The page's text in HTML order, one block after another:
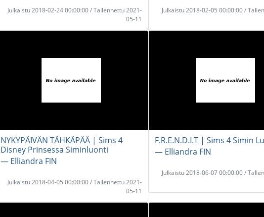
Julkaistu 2018-02-24 00:00:00 / Tallennettu 2021-
05-11
Julkaistu 2018-02-05 00:00:00 /
NYKYPÄIVÄN TÄHKÄPÄÄ | Sims 4
Disney Prinsessa Siminluonti
― Elliandra FIN
Julkaistu 2018-04-05 00:00:00 / Tallennettu 2021-
05-11
F.R.E.N.D.I.T | Sims 4 Simin
― Elliandra FIN
Julkaistu 2018-06-07 00:00:00 /